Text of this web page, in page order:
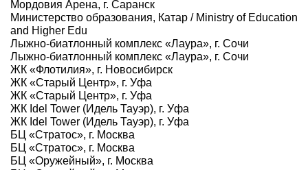
Мордовия Арена, г. Саранск
Министерство образования, Катар / Ministry of Education
and Higher Edu
Лыжно-биатлонный комплекс «Лаура», г. Сочи
Лыжно-биатлонный комплекс «Лаура», г. Сочи
ЖК «Флотилия», г. Новосибирск
ЖК «Старый Центр», г. Уфа
ЖК «Старый Центр», г. Уфа
ЖК Idel Tower (Идель Тауэр), г. Уфа
ЖК Idel Tower (Идель Тауэр), г. Уфа
БЦ «Стратос», г. Москва
БЦ «Стратос», г. Москва
БЦ «Оружейный», г. Москва